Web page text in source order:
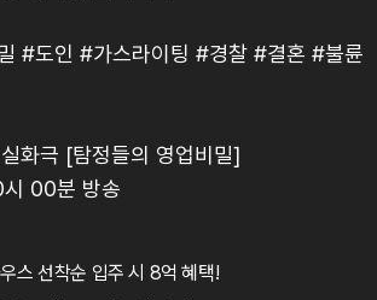
#도인 #가스라이팅 #경찰 #결혼 #불륜
화극 [탐정들의 영업비밀]
시 00분 방송